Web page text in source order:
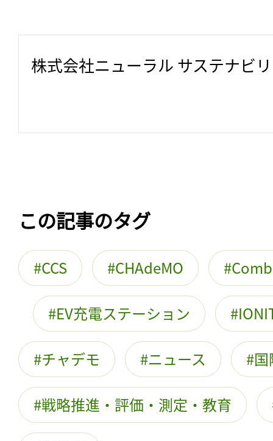
株式会社ニューラル サステナビ
この記事のタグ
CCS CHAdeMO
EV充電ステーション
チャデモ ニュース
戦略推進・評価・測定・教育